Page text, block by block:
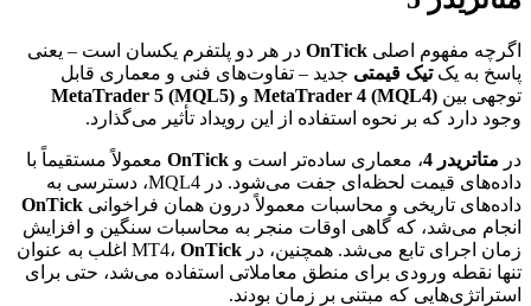
اگرچه مفهوم اصلی OnTick در هر دو پلتفرم یکسان است – یعنی
پاسخ به یکتیک قیمتی جدید – تفاوت‌های فنی و معماری قابل
توجهی بین MetaTrader 4 (MQL4) و MetaTrader 5 (MQL5)
وجود دارد که بر نحوه استفاده از این رویداد تأثیر می‌گذارد.
در متاتریدر 4 ، معماری ساده‌تر است و OnTick معمولاً مستقیماً با
داده‌های قیمت لحظه‌ای جفت می‌شود. در MQL4، دسترسی به
داده‌های تاریخی و محاسبات معمولاً درون همان فراخوانی OnTick
انجام می‌شد، که گاهی اوقات منجر به محاسبات سنگین و افزایش
زمان اجرای تابع می‌شد. همچنین، در MT4، OnTick
اغلب به عنوان
تنها نقطه ورودی برای منطق معاملاتی استفاده می‌شد، حتی برای
استراتژی‌هایی که مبتنی بر زمان بودند.